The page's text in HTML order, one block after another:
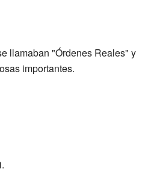
llamaban "Órdenes Reales" y
importantes.